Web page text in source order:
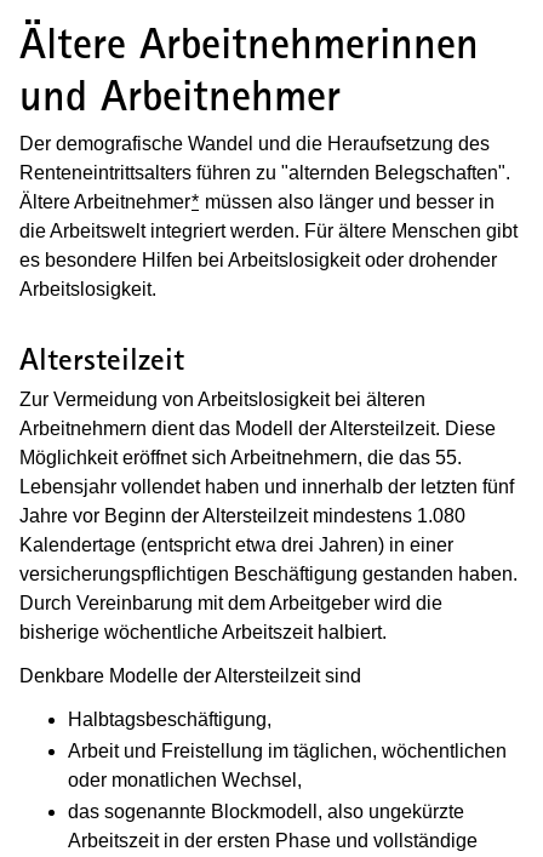
Ältere Arbeitnehmerinnen
und Arbeitnehmer
Der demografische Wandel und die Heraufsetzung des
Renteneintrittsalters führen zu "alternden Belegschaften".
Ältere Arbeitnehmer* müssen also länger und besser in
die Arbeitswelt integriert werden. Für ältere Menschen gibt
es besondere Hilfen bei Arbeitslosigkeit oder drohender
Arbeitslosigkeit.
Altersteilzeit
Zur Vermeidung von Arbeitslosigkeit bei älteren
Arbeitnehmern dient das Modell der Altersteilzeit. Diese
Möglichkeit eröffnet sich Arbeitnehmern, die das 55.
Lebensjahr vollendet haben und innerhalb der letzten fünf
Jahre vor Beginn der Altersteilzeit mindestens 1.080
Kalendertage (entspricht etwa drei Jahren) in einer
versicherungspflichtigen Beschäftigung gestanden haben.
Durch Vereinbarung mit dem Arbeitgeber wird die
bisherige wöchentliche Arbeitszeit halbiert.
Denkbare Modelle der Altersteilzeit sind
Halbtagsbeschäftigung,
Arbeit und Freistellung im täglichen, wöchentlichen
oder monatlichen Wechsel,
das sogenannte Blockmodell, also ungekürzte
Arbeitszeit in der ersten Phase und vollständige